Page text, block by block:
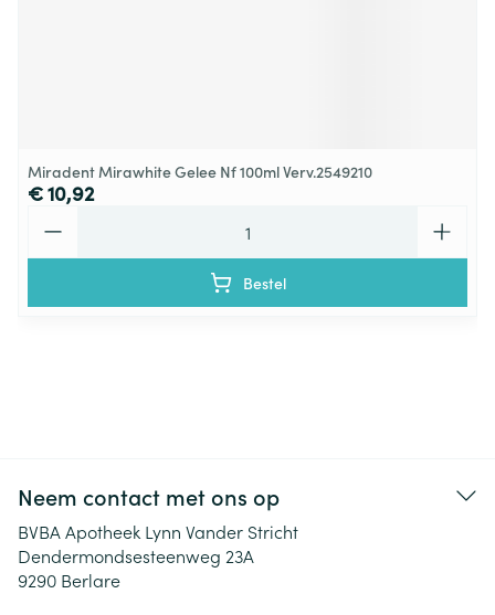
Miradent Mirawhite Gelee Nf 100ml Verv.2549210
€ 10,92
Bestel
Neem contact met ons op
BVBA Apotheek Lynn Vander Stricht
Dendermondsesteenweg 23A
9290 Berlare